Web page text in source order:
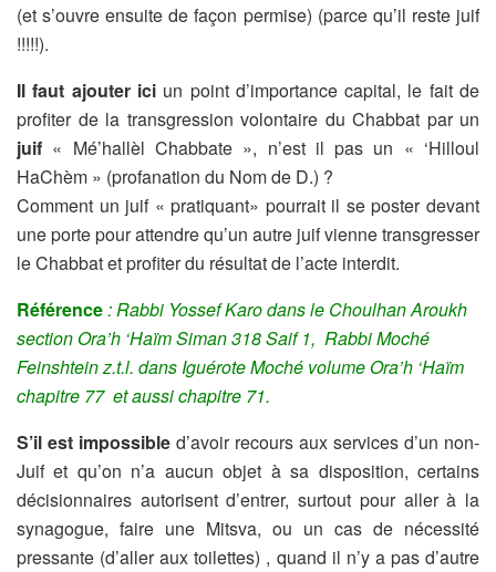
(et s’ouvre ensuite de façon permise) (parce qu’il reste juif
!!!!!).
Il faut ajouter iciun point d’importance capital, le fait de
profiter de la transgression volontaire du Chabbat par un
juif « Mé’hallèl Chabbate », n’est il pas un « ‘Hilloul
HaChèm » (profanation du Nom de D.) ?
Comment un juif « pratiquant» pourrait il se poster devant
une porte pour attendre qu’un autre juif vienne transgresser
le Chabbat et profiter du résultat de l’acte interdit.
Référence: Rabbi Yossef Karo dans le Choulhan Aroukh
section Ora’h ‘Haïm Siman 318 Saif 1, Rabbi Moché
Feinshtein z.t.l. dans Iguérote Moché volume Ora’h ‘Haïm
chapitre 77 et aussi chapitre 71.
S’il est impossible d’avoir recours aux services d’un non-
Juif et qu’on n’a aucun objet à sa disposition, certains
décisionnaires autorisent d’entrer, surtout pour aller à la
synagogue, faire une Mitsva, ou un cas de nécessité
pressante (d’aller aux toilettes) , quand il n’y a pas d’autre